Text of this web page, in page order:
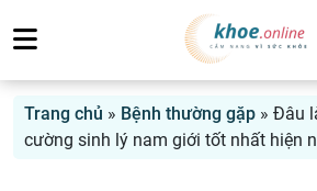
Trang chủ » Bệnh thường gặp » Đâu
cường sinh lý nam giới tốt nhất hiện